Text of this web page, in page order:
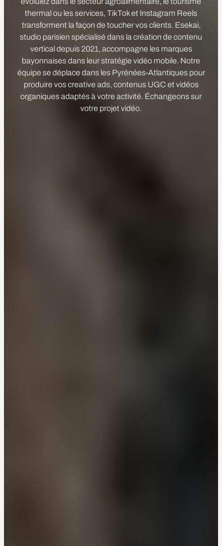
thermal ou les services, TikTok et Instagram Reels
transforment la façon de toucher vos clients. Esekai,
studio parisien spécialisé dans la création de contenu
vertical depuis 2021, accompagne les marques
bayonnaises dans leur stratégie vidéo mobile. Notre
équipe se déplace dans les Pyrénées-Atlantiques pour
produire vos creative ads, contenus UGC et vidéos
organiques adaptés à votre activité. Échangeons sur
votre projet vidéo.